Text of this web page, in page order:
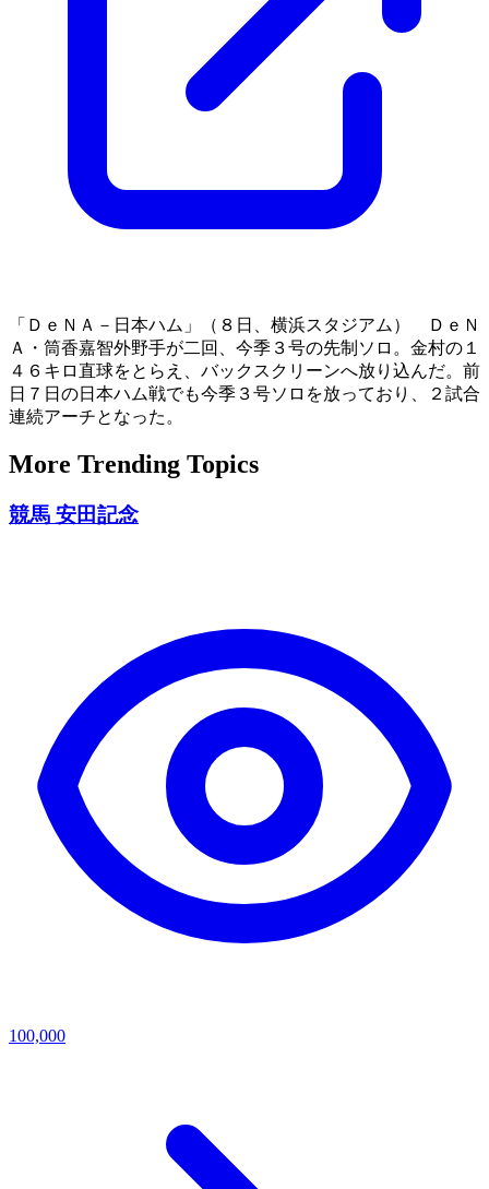
「ＤｅＮＡ－日本ハム」（８日、横浜スタジアム） ＤｅＮ
Ａ・筒香嘉智外野手が二回、今季３号の先制ソロ。金村の１
４６キロ直球をとらえ、バックスクリーンへ放り込んだ。前
日７日の日本ハム戦でも今季３号ソロを放っており、２試合
連続アーチとなった。
More Trending Topics
競馬 安田記念
100,000